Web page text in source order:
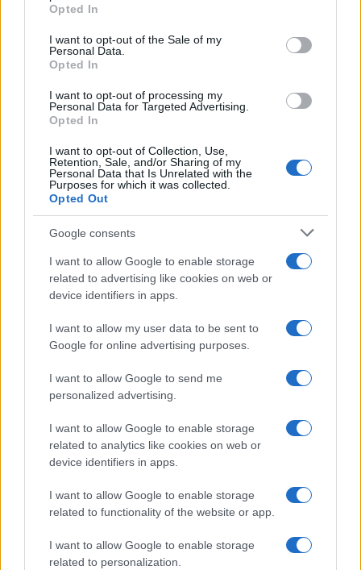
use your data for below specified purposes in below Google
consent section.
Opted In
I want to opt-out of the Sale of my
Personal Data.
Opted In
I want to opt-out of processing my
Personal Data for Targeted Advertising.
Opted In
I want to opt-out of Collection, Use,
Retention, Sale, and/or Sharing of my
Personal Data that Is Unrelated with the
Purposes for which it was collected.
Opted Out
Google consents
I want to allow Google to enable storage
related to advertising like cookies on web or
device identifiers in apps.
I want to allow my user data to be sent to
Google for online advertising purposes.
I want to allow Google to send me
personalized advertising.
I want to allow Google to enable storage
related to analytics like cookies on web or
device identifiers in apps.
I want to allow Google to enable storage
related to functionality of the website or app.
I want to allow Google to enable storage
related to personalization.
Receta fácil de pasta fría al pesto con pomodorini
para el verano
Pasta con calabaza y feta: una receta de otoño sencilla
Pasta con bacalao: receta sencilla, sabrosa y
Cómo involucrar a los niños en la cocina de pastas y
pizzas
Pasta Alfredo de camarones y espinacas: Deliciosa
receta
Delicioso risotto de tomate y mozzarella para disfrutar